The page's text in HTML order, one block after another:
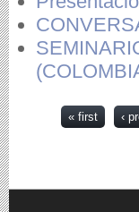
Pages
« first ‹